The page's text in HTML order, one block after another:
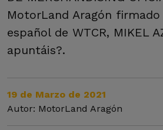
MotorLand Aragón
español de WTCR, MIKEL
apuntáis?.
19 de Marzo de 2021
Autor: MotorLand Aragón